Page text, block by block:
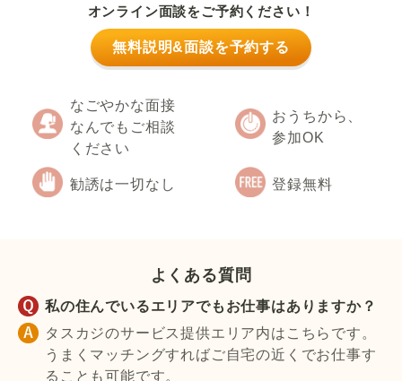
オンライン面談をご予約ください！
無料説明&面談を予約する
なごやかな面接
なんでもご相談
ください
おうちから、
参加OK
勧誘は一切なし 登録無料
よくある質問
私の住んでいるエリアでもお仕事はありますか？
タスカジのサービス提供エリア内はこちらです。
うまくマッチングすればご自宅の近くでお仕事す
ることも可能です。